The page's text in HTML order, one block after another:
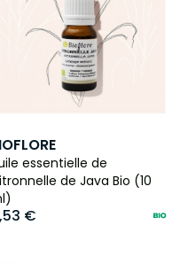
essentielle de
de Java Bio (10
€